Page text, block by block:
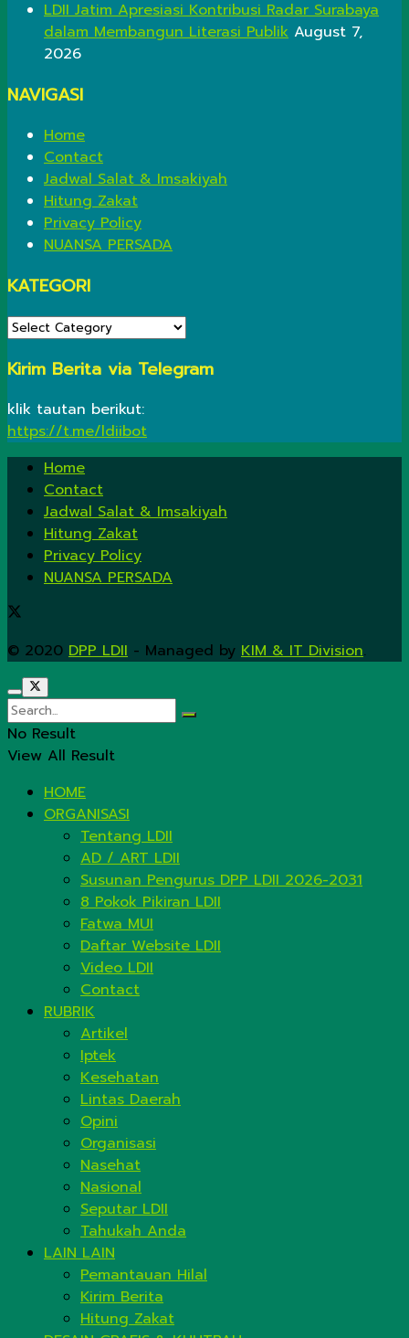
LDII Jatim Apresiasi Kontribusi Radar Surabaya
dalam Membangun Literasi Publik August 7,
2026
NAVIGASI
Home
Contact
Jadwal Salat & Imsakiyah
Hitung Zakat
Privacy Policy
NUANSA PERSADA
KATEGORI
KATEGORI
Kirim Berita via Telegram
klik tautan berikut:
https://t.me/ldiibot
Home
Contact
Jadwal Salat & Imsakiyah
Hitung Zakat
Privacy Policy
NUANSA PERSADA
© 2020 DPP LDII - Managed by KIM & IT Division.
No Result
View All Result
HOME
ORGANISASI
Tentang LDII
AD / ART LDII
Susunan Pengurus DPP LDII 2026-2031
8 Pokok Pikiran LDII
Fatwa MUI
Daftar Website LDII
Video LDII
Contact
RUBRIK
Artikel
Iptek
Kesehatan
Lintas Daerah
Opini
Organisasi
Nasehat
Nasional
Seputar LDII
Tahukah Anda
LAIN LAIN
Pemantauan Hilal
Kirim Berita
Hitung Zakat